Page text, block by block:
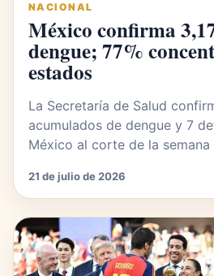
NACIONAL
México confirma
dengue; 77%
estados
La Secretaría de Salud
acumulados de dengue y 7
México al corte de la
21 de julio de 2026